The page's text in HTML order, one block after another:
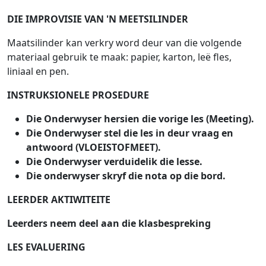
DIE IMPROVISIE VAN 'N MEETSILINDER
Maatsilinder kan verkry word deur van die volgende
materiaal gebruik te maak: papier, karton, leë fles,
liniaal en pen.
INSTRUKSIONELE PROSEDURE
Die Onderwyser hersien die vorige les (Meeting).
Die Onderwyser stel die les in deur vraag en
antwoord (VLOEISTOFMEET).
Die Onderwyser verduidelik die lesse.
Die onderwyser skryf die nota op die bord.
LEERDER AKTIWITEITE
Leerders neem deel aan die klasbespreking
LES EVALUERING